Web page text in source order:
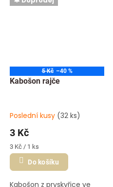
5 Kč –40 %
Kabošon rajče
Poslední kusy (32 ks)
3 Kč
Měrná
cena:
3 Kč / 1 ks
Do košíku
Kabošon z pryskyřice ve